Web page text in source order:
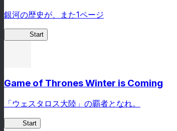
銀河の歴史が、また1ページ
Start
Game of Thrones Winter is Coming
「ウェスタロス大陸」の覇者となれ。
Start